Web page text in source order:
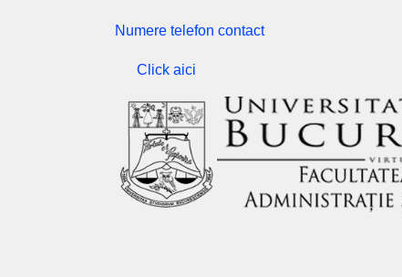
Numere telefon contact
Click aici